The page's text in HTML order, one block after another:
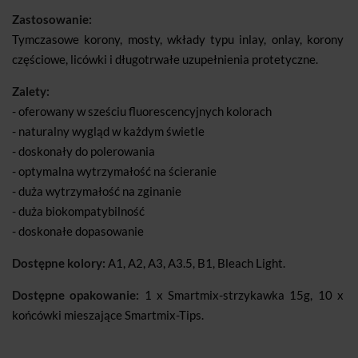
Zastosowanie:
Tymczasowe korony, mosty, wkłady typu inlay, onlay, korony
częściowe, licówki i długotrwałe uzupełnienia protetyczne.
Zalety:
- oferowany w sześciu fluorescencyjnych kolorach
- naturalny wygląd w każdym świetle
- doskonały do polerowania
- optymalna wytrzymałość na ścieranie
- duża wytrzymałość na zginanie
- duża biokompatybilność
- doskonałe dopasowanie
Dostępne kolory: A1, A2, A3, A3.5, B1, Bleach Light.
Dostępne opakowanie: 1 x Smartmix-strzykawka 15g, 10 x
końcówki mieszające Smartmix-Tips.